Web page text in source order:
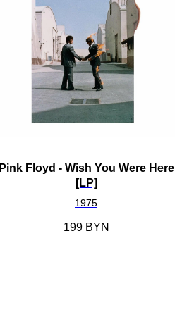
Pink Floyd - Wish You Were Here
[LP]
1975
199 BYN